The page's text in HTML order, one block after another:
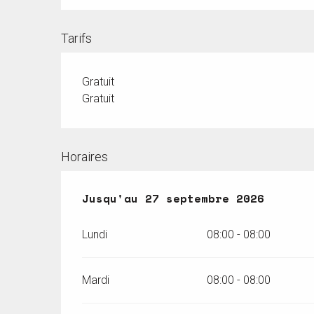
Tarifs
Gratuit
Gratuit
Horaires
Du25 mai 2026au27 septembre
Jusqu'au 27 septembre 2026
Lundi 08:00 - 08:00
Mardi 08:00 - 08:00